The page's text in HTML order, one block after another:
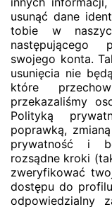
usunąć dane
tobie w
następującego
swojego konta.
usunięcia nie
które
przekazaliśmy
Polityką
poprawką,
prywatność i
rozsądne kroki
zweryfikować
dostępu do
odpowiedzialny